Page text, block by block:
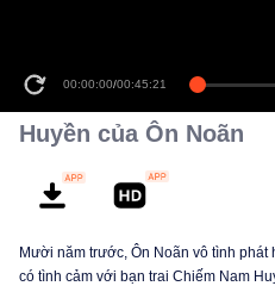
00:00:00/00:45:21
Huyền của Ôn Noãn
Mười năm trước, Ôn Noãn vô tình
có tình cảm với bạn trai Chiếm Nam